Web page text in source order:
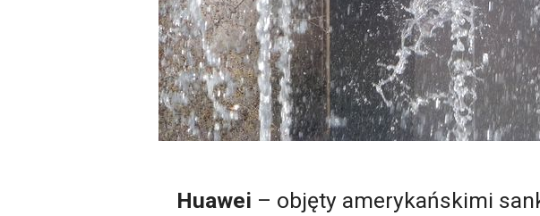
Huawei – objęty amerykańskimi